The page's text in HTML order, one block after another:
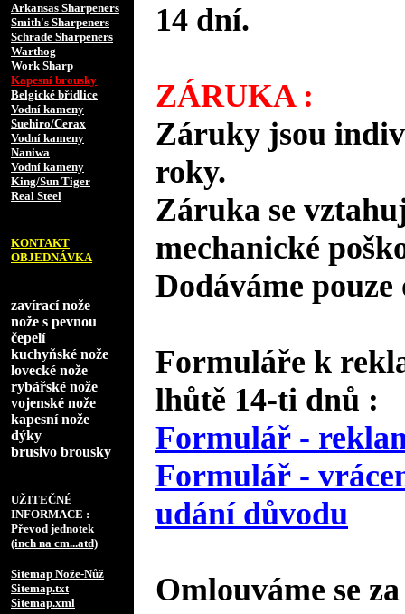
Arkansas Sharpeners
Smith's Sharpeners
Schrade Sharpeners
Warthog
Work Sharp
Kapesní brousky
Belgické břidlice
Vodní kameny
Suehiro/Cerax
Vodní kameny
Naniwa
Vodní kameny
King/Sun Tiger
Real Steel
KONTAKT
OBJEDNÁVKA
zavírací nože
nože s pevnou
čepelí
kuchyňské nože
lovecké nože
rybářské nože
vojenské nože
kapesní nože
dýky
brusivo brousky
UŽITEČNÉ
INFORMACE :
Převod jednotek
(inch na cm...atd)
Sitemap Nože-Nůž
Sitemap.txt
Sitemap.xml
14 dní.
ZÁRUKA :
Záruky jsou
roky.
Záruka se
mechanické
Dodáváme
Formuláře k
lhůtě 14-ti dnů :
Formulář -
Formulář -
udání důvodu
Omlouváme se